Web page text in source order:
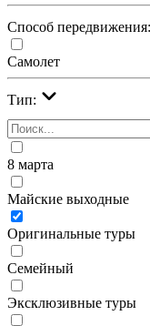
Cпособ передвижения:
Самолет
Тип:
8 марта
Майские выходные
Оригинальные туры
Семейный
Эксклюзивные туры